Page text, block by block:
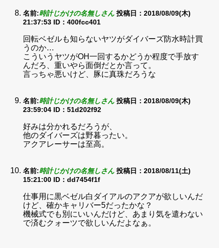
名前:時計じかけの名無しさん 投稿日：2018/08/09(木)
21:37:53 ID：400fcc401
回転ベゼルも知らないヤツがダイバーズ防水時計買
うのか…
こういうヤツがOH一回するかどうか程度で手放す
んだろ、重いやら面倒だとか言って。
言っちゃ悪いけど、豚に真珠だろうな
名前:時計じかけの名無しさん 投稿日：2018/08/09(木)
23:59:04 ID：51d202f92
好みは分かれるだろうが、
他のダイバーズは野暮ったい。
アクアレーサーは至高。
名前:時計じかけの名無しさん 投稿日：2018/08/11(土)
15:21:00 ID：dd7454f1f
仕事用に黒ベゼル白ダイアルのアクアが欲しいんだ
けど、確かキャリバー5だったかな？
機械式でも別にいいんだけど、あまり気を遣わない
で済むクォーツで欲しいんだよなぁ。